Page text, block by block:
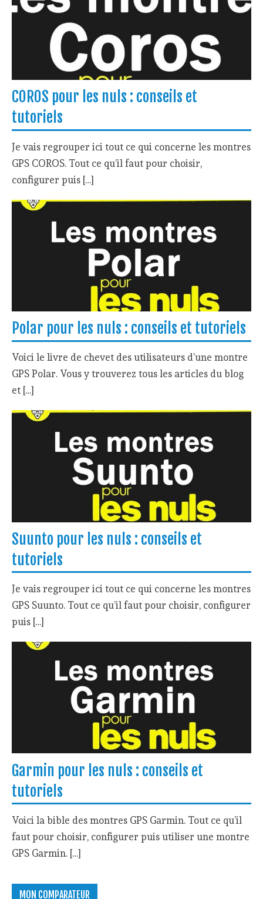
COROS pour les nuls : conseils et
tutoriels
Je vais regrouper ici tout ce qui concerne les montres
GPS COROS. Tout ce qu’il faut pour choisir,
configurer puis […]
Polar pour les nuls : conseils et tutoriels
Voici le livre de chevet des utilisateurs d’une montre
GPS Polar. Vous y trouverez tous les articles du blog
et […]
Suunto pour les nuls : conseils et
tutoriels
Je vais regrouper ici tout ce qui concerne les montres
GPS Suunto. Tout ce qu’il faut pour choisir, configurer
puis […]
Garmin pour les nuls : conseils et
tutoriels
Voici la bible des montres GPS Garmin. Tout ce qu’il
faut pour choisir, configurer puis utiliser une montre
GPS Garmin. […]
MON COMPARATEUR